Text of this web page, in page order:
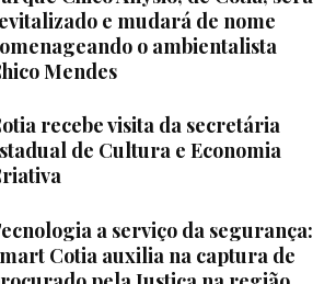
e mudará de nome
o ambientalista
Mendes
recebe visita da secretária
de Cultura e Economia
a serviço da segurança:
Cotia auxilia na captura de